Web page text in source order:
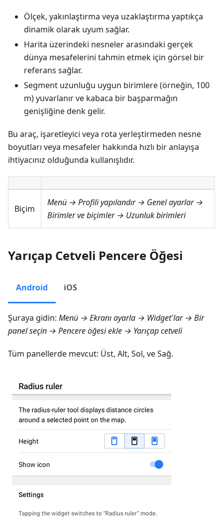
Ölçek, yakınlaştırma veya uzaklaştırma yaptıkça
dinamik olarak uyum sağlar.
Harita üzerindeki nesneler arasındaki gerçek
dünya mesafelerini tahmin etmek için görsel bir
referans sağlar.
Segment uzunluğu uygun birimlere (örneğin, 100
m) yuvarlanır ve kabaca bir başparmağın
genişliğine denk gelir.
Bu araç, işaretleyici veya rota yerleştirmeden nesne
boyutları veya mesafeler hakkında hızlı bir anlayışa
ihtiyacınız olduğunda kullanışlıdır.
Biçim
Menü → Profili yapılandır → Genel ayarlar →
Birimler ve biçimler → Uzunluk birimleri
Yarıçap Cetveli Pencere Öğesi
Android iOS
Şuraya gidin: Menü → Ekranı ayarla → Widget'lar→ Bir
panel seçin → Pencere öğesi ekle → Yarıçap cetveli
Tüm panellerde mevcut: Üst, Alt, Sol, veSağ.